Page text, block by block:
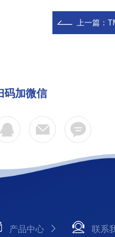
上一篇：
码加微信
产品中心 联系